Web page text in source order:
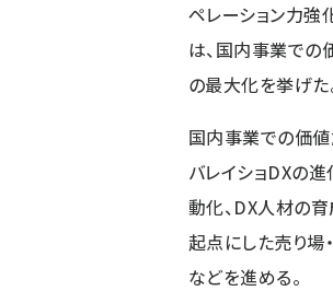
ペレーション力
は、国内事業で
の最大化を挙げた
国内事業での価
バレイショDXの
動化、DX人材の
起点にした売り場
などを進める。